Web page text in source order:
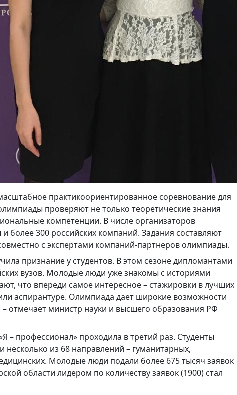
практикоориентированное соревнование для
проверяют не только теоретические знания
компетенции. В числе организаторов
более 300 российских компаний. Задания составляют
с экспертами компаний-партнеров олимпиады.
признание у студентов. В этом сезоне дипломантами
вузов. Молодые люди уже знакомы с историями
что впереди самое интересное – стажировки в лучших
аспирантуре. Олимпиада дает широкие возможности
отмечает министр науки и высшего образования РФ
– профессионал» проходила в третий раз. Студенты
несколько из 68 направлений – гуманитарных,
Молодые люди подали более 675 тысяч заявок
области лидером по количеству заявок (1900) стал